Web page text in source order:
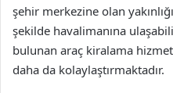
şehir merkezine olan
şekilde havalimanına
bulunan araç kiralama
daha da kolaylaştırmaktadır.